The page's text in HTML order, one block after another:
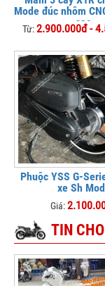
Mode đúc nhôm
sao
Từ:2.900.000đ -
Phuộc YSS G-
xe Sh
Giá:
TIN